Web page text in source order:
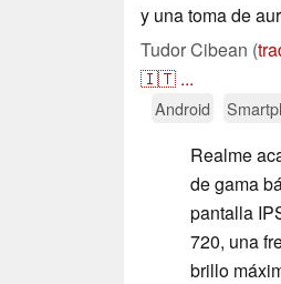
y una toma de
Tudor Cibean (
🇮🇹 ...
Android
Realme
de gama
pantalla
720, una
brillo